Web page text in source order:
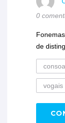
0
de
vogais